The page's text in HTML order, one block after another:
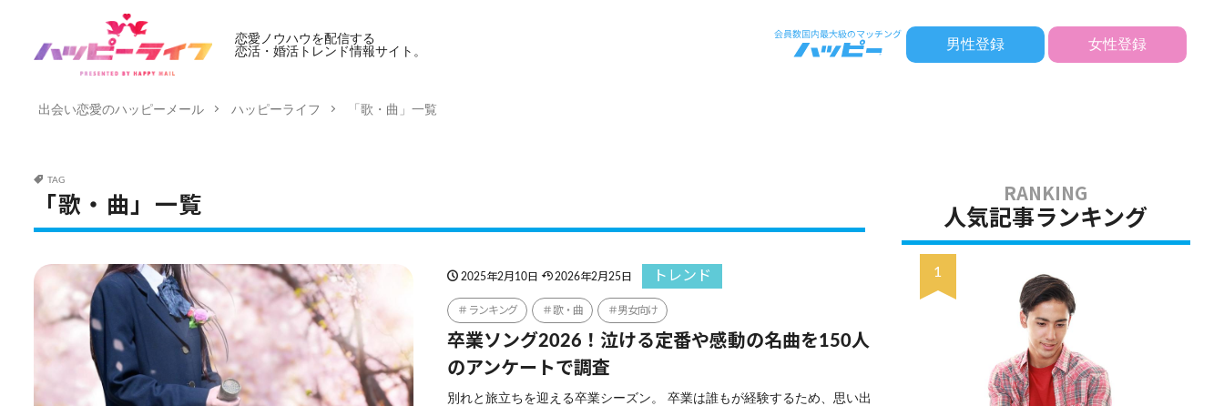
恋愛ノウハウを配信する
恋活・婚活トレンド情報サイト。
男性登録 女性登録
出会い恋愛のハッピーメール ハッピーライフ 「歌・曲」一覧
TAG
「歌・曲」一覧
2025年2月10日 2026年2月25日 トレンド
ランキング 歌・曲 男女向け
卒業ソング2026！泣ける定番や感動の名曲を150人
のアンケートで調査
別れと旅立ちを迎える卒業シーズン。 卒業は誰もが経験するため、思い出
人気記事ランキング